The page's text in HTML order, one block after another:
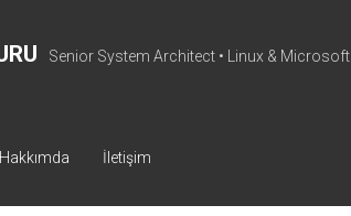
Senior System Architect • Linux &
Hakkımda İletişim